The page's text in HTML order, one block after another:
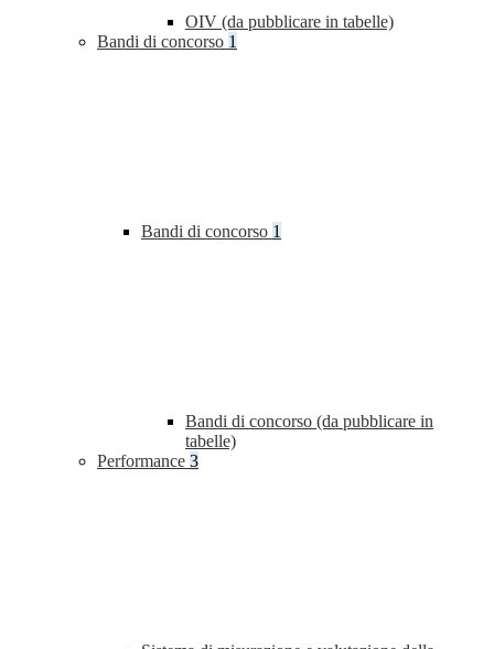
OIV (da pubblicare in tabelle)
Bandi di concorso 1
Bandi di concorso 1
Bandi di concorso (da pubblicare in
tabelle)
Performance 3